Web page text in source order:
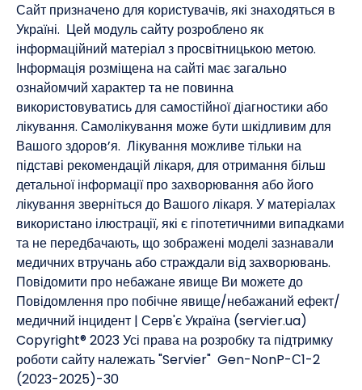
Сайт призначено для користувачів, які знаходяться в
Україні. Цей модуль сайту розроблено як
інформаційний матеріал з просвітницькою метою.
Інформація розміщена на сайті має загально
ознайомчий характер та не повинна
використовуватись для самостійної діагностики або
лікування. Самолікування може бути шкідливим для
Вашого здоров’я. Лікування можливе тільки на
підставі рекомендацій лікаря, для отримання більш
детальної інформації про захворювання або його
лікування зверніться до Вашого лікаря. У матеріалах
використано ілюстрації, які є гіпотетичними випадками
та не передбачають, що зображені моделі зазнавали
медичних втручань або страждали від захворювань. ​
Повідомити про небажане явище Ви можете до
Повідомлення про побічне явище/небажаний ефект/
медичний інцидент | Серв'є Україна (servier.ua)
Copyright® 2023 Усі права на розробку та підтримку
роботи сайту належать "Servier" Gen-NonP-С1-2
(2023-2025)-30